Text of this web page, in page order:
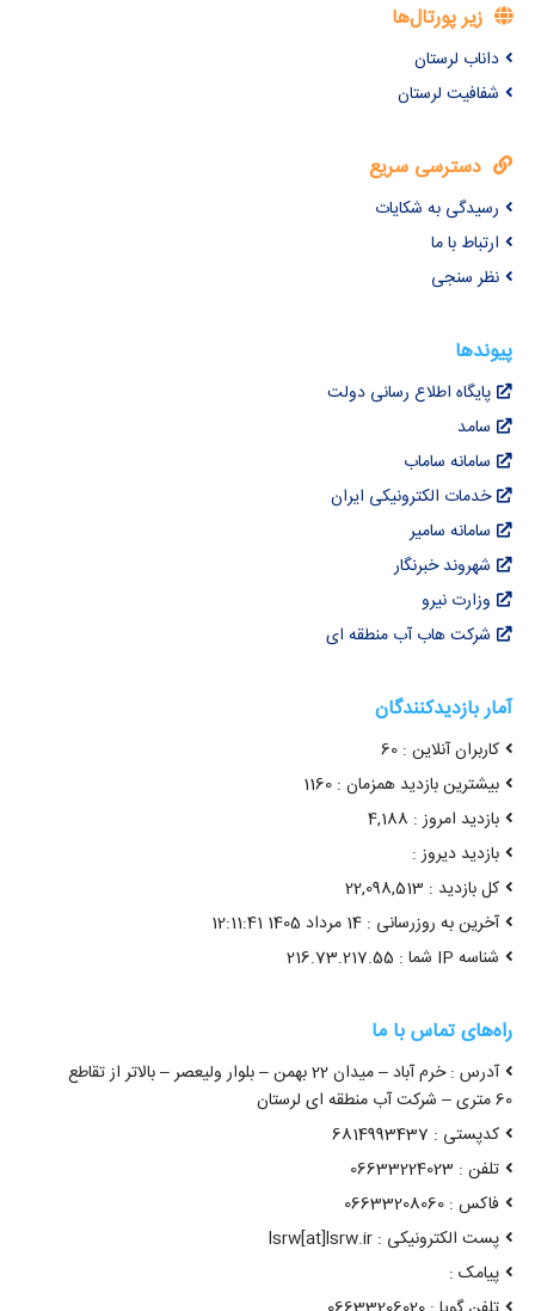
زیر پورتال‌ها
داناب لرستان
شفافیت لرستان
دسترسی سریع
رسیدگی به شکایات
ارتباط با ما
نظر سنجی
پیوندها
پایگاه اطلاع رسانی دولت
سامد
سامانه ساماب
خدمات الکترونیکی ایران
سامانه سامیر
شهروند خبرنگار
وزارت نیرو
شرکت هاب آب منطقه ای
آمار بازدیدکنندگان
کاربران آنلاین : 60
بیشترین بازدید همزمان : 1160
بازدید امروز : 4,188
بازدید دیروز :
کل بازدید : 22,098,513
آخرین به روزرسانی : 14 مرداد 1405 12:11:41
شناسه IP شما : 216.73.217.55
راه‌های تماس با ما
آدرس : خرم آباد – میدان 22 بهمن – بلوار ولیعصر – بالاتر از تقاطع
60 متری – شرکت آب منطقه ای لرستان
کدپستی : 6814993437
تلفن : 06633224023
فاکس : 06633208060
پست الکترونیکی : lsrw[at]lsrw.ir
پیامک :